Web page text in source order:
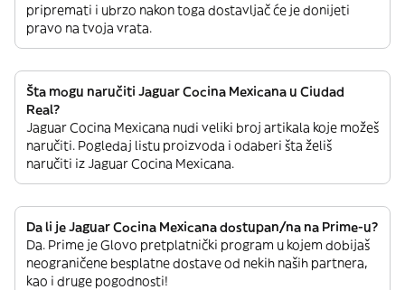
pripremati i ubrzo nakon toga dostavljač će je donijeti
pravo na tvoja vrata.
Šta mogu naručiti Jaguar Cocina Mexicana u Ciudad
Real?
Jaguar Cocina Mexicana nudi veliki broj artikala koje možeš
naručiti. Pogledaj listu proizvoda i odaberi šta želiš
naručiti iz Jaguar Cocina Mexicana.
Da li je Jaguar Cocina Mexicana dostupan/na na Prime-u?
Da. Prime je Glovo pretplatnički program u kojem dobijaš
neograničene besplatne dostave od nekih naših partnera,
kao i druge pogodnosti!